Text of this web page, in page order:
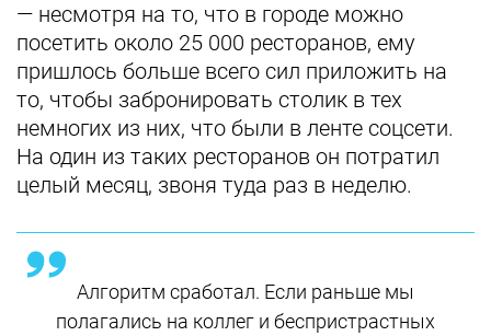
— несмотря на то, что в городе можно
посетить около 25 000 ресторанов, ему
пришлось больше всего сил приложить на
то, чтобы забронировать столик в тех
немногих из них, что были в ленте соцсети.
На один из таких ресторанов он потратил
целый месяц, звоня туда раз в неделю.
Алгоритм сработал. Если раньше мы
полагались на коллег и беспристрастных